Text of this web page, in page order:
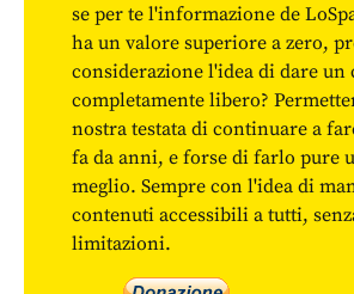
se per te l'informazione de
ha un valore superiore a zero,
considerazione l'idea di dare
completamente libero?
nostra testata di continuare a
fa da anni, e forse di farlo pure
meglio. Sempre con l'idea di
contenuti accessibili a tutti,
limitazioni.